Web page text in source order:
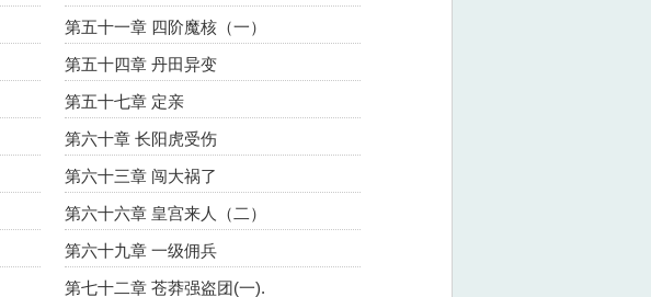
第五十一章 四阶魔核（一）
第五十四章 丹田异变
第五十七章 定亲
第六十章 长阳虎受伤
第六十三章 闯大祸了
第六十六章 皇宫来人（二）
第六十九章 一级佣兵
第七十二章 苍莽强盗团(一).